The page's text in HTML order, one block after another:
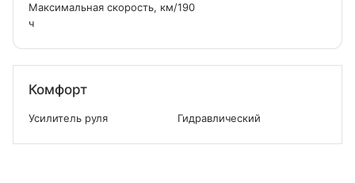
Максимальная скорость, км/
ч
190
Комфорт
Усилитель руля Гидравлический